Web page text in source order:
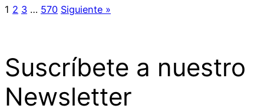
1 2 3 … 570 Siguiente »
Suscríbete a nuestro
Newsletter